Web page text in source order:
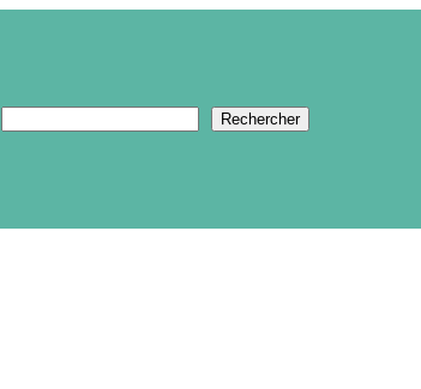
Rechercher Rechercher